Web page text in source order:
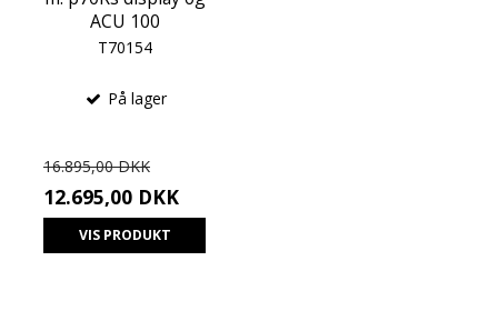
ACU 100
T70154
På lager
16.895,00 DKK
12.695,00 DKK
VIS PRODUKT